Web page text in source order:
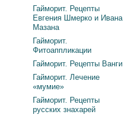
Гайморит. Рецепты
Евгения Шмерко и Ивана
Мазана
Гайморит.
Фитоаппликации
Гайморит. Рецепты Ванги
Гайморит. Лечение
«мумие»
Гайморит. Рецепты
русских знахарей